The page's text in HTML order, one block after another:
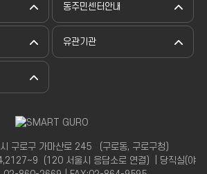
동주민센터안내
유관기관
구로구 가마산로 245 （구로동, 구로구청）
（120 서울시 응답소로 연결）| 당직실(야